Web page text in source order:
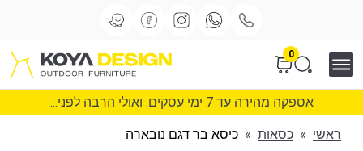
0
אספקה מהירה עד 7 ימי עסקים. ואולי הרבה לפני...
ראשי » כסאות » כיסא בר דגם נובארה